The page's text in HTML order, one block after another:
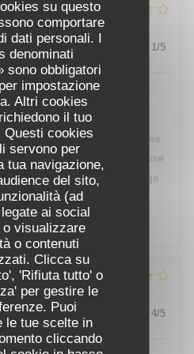
su questo
comportare
dati personali. I
denominati
sono obbligatori
impostazione
Altri cookies
il tuo
Questi cookies
servono per
tua navigazione,
del sito,
(ad
ai social
o visualizzare
o contenuti
Clicca su
'Rifiuta tutto' o
per gestire le
Puoi
le tue scelte in
cliccando
Cucina 1 Qualità / Prezzo 1/5
chez vous, nous avons
ne sommes vraiment pas
D’ailleurs nous sommes
d’avoir encore une mauvaise
de cuisinier c’est dommage
placé et votre accueil était
Cucina: 4 /5 Qualità / Prezzo 4/5